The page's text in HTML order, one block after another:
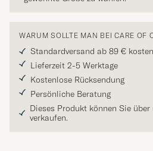
WARUM SOLLTE MAN BEI CARE OF
Standardversand ab 89 €
Lieferzeit 2-5 Werktage
Kostenlose Rücksendung
Persönliche Beratung
Dieses Produkt können Sie über
verkaufen.